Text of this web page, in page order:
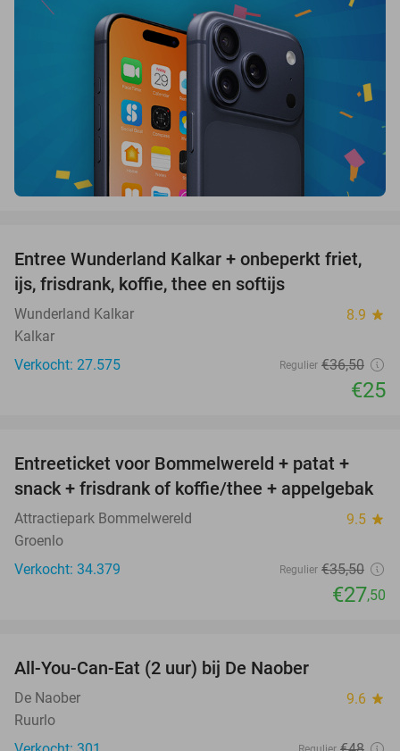
32%
Entree Wunderland Kalkar + onbeperkt friet,
ijs, frisdrank, koffie, thee en softijs
Wunderland Kalkar 8.9 star
Kalkar
Verkocht: 27.575
Regulier €36,50
€25
23%
Entreeticket voor Bommelwereld + patat +
snack + frisdrank of koffie/thee + appelgebak
Attractiepark Bommelwereld 9.5 star
Groenlo
Verkocht: 34.379
Regulier €35,50
€27,50
All-You-Can-Eat (2 uur) bij De Naober
De Naober 9.6 star
Ruurlo